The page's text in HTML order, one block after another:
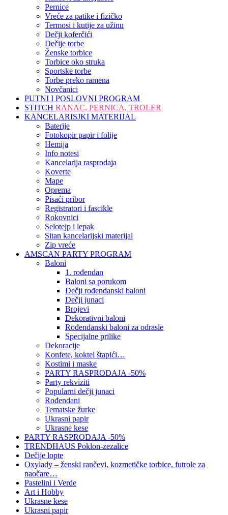
Pernice
Vreće za patike i fizičko
Termosi i kutije za užinu
Dečji koferčići
Dečije torbe
Ženske torbice
Torbice oko struka
Sportske torbe
Torbe preko ramena
Novčanici
PUTNI I POSLOVNI PROGRAM
STITCH RANAC, PERNICA, TROLER
KANCELARISJKI MATERIJAL
Baterije
Fotokopir papir i folije
Hemija
Info notesi
Kancelarija rasprodaja
Koverte
Mape
Oprema
Pisaći pribor
Registratori i fascikle
Rokovnici
Selotejp i lepak
Sitan kancelarijski materijal
Zip vreće
AMSCAN PARTY PROGRAM
Baloni
1. rođendan
Baloni sa porukom
Dečji rođendanski baloni
Dečji junaci
Brojevi
Dekorativni baloni
Rođendanski baloni za odrasle
Specijalne prilike
Dekoracije
Konfete, koktel štapići…
Kostimi i maske
PARTY RASPRODAJA -50%
Party rekviziti
Popularni dečji junaci
Rođendani
Tematske žurke
Ukrasni papir
Ukrasne kese
PARTY RASPRODAJA -50%
TRENDHAUS Poklon-zezalice
Dečije lopte
Oxylady – ženski rančevi, kozmetičke torbice, futrole za
naočare…
Pastelini i Verde
Art i Hobby
Ukrasne kese
Ukrasni papir